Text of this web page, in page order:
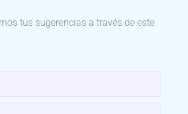
tus sugerencias a través de este